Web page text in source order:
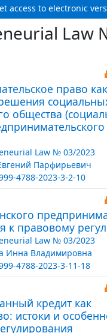
access to electronic
Law
право как
общества
Law № 03/2023
Парфирьевич
4788-2023-3-2-10
к правовому
Law № 03/2023
Инна Владимировна
4788-2023-3-11-18
кредит как
истоки и